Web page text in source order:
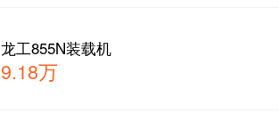
龙工855N装载机
9.18万